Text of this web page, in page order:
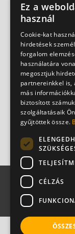
Dr.
Ez a
használ
Cookie-kat
hirdetések
forgalom
használatára
megosztjuk
partnereinkkel is,
más
biztosított
szolgáltatásaik
gyűjtöttek össze.
CÉLZÁS